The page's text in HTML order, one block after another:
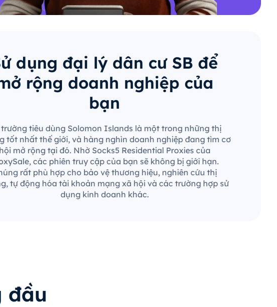
dụng đại lý dân cư SB để
rộng doanh nghiệp của
bạn
trường tiêu dùng Solomon Islands là một trong những thị
tốt nhất thế giới, và hàng nghìn doanh nghiệp đang tìm cơ
hội mở rộng tại đó. Nhờ Socks5 Residential Proxies của
các phiên truy cập của bạn sẽ không bị giới hạn.
rất phù hợp cho bảo vệ thương hiệu, nghiên cứu thị
tự động hóa tài khoản mạng xã hội và các trường hợp sử
dụng kinh doanh khác.
đầu